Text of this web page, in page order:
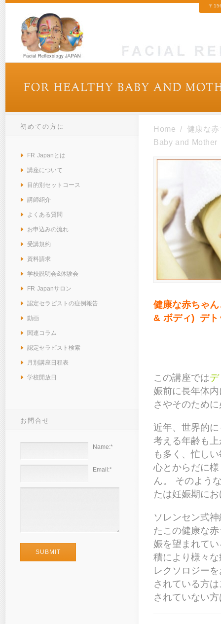
〒
Home / 健康な
Baby and Mother
健康な赤ちゃ
& ボディ) デト
この講座では
娠前に長年体
さやそのため
近年、世界的
考える年齢も
も多く、忙し
心とからだに
ん。 そのよう
たは妊娠期に
ソレンセン式
たこの健康な
娠を望まれて
積により様々
レクソロジー
されている方
されていない
初めての方に
FR Japanとは
講座について
目的別セットコース
講師紹介
よくある質問
お申込みの流れ
受講規約
資料請求
学校説明会&体験会
FR Japanサロン
認定セラピストの症例報告
動画
関連コラム
認定セラピスト検索
月別講座日程表
学校開放日
お問合せ
Name:*
Email:*